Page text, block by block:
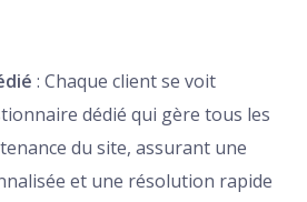
: Chaque client se voit
dédié qui gère tous les
du site, assurant une
et une résolution rapide